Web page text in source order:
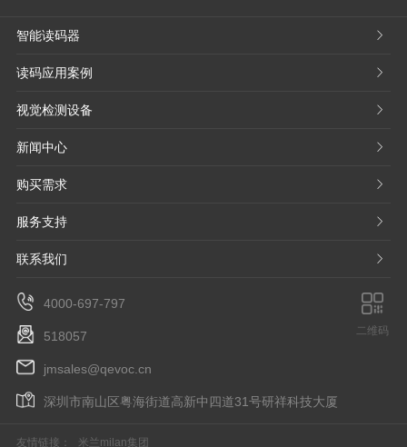
智能读码器 𐃮
读码应用案例 𐃮
视觉检测设备 𐃮
新闻中心 𐃮
购买需求 𐃮
服务支持 𐃮
联系我们 𐃮
4000-697-797
518057
jmsales@qevoc.cn
深圳市南山区粤海街道高新中四道31号研祥科技大厦
二维码
友情链接： 米兰milan集团